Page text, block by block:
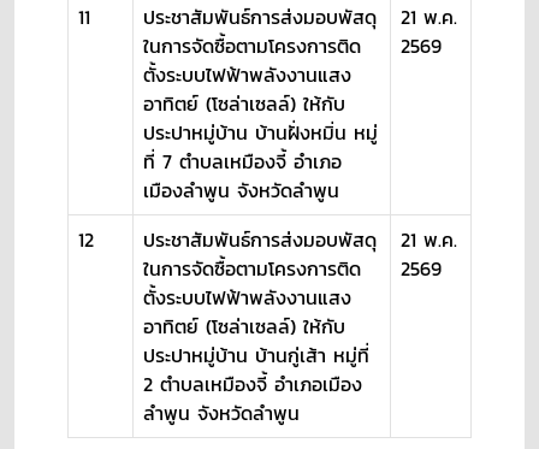
11
ประชาสัมพันธ์การส่งมอบพัสดุ
ในการจัดซื้อตามโครงการติด
ตั้งระบบไฟฟ้าพลังงานแสง
อาทิตย์ (โซล่าเซลล์) ให้กับ
ประปาหมู่บ้าน บ้านฝั่งหมิ่น หมู่
ที่ 7 ตำบลเหมืองจี้ อำเภอ
เมืองลำพูน จังหวัดลำพูน
21 พ.ค.
2569
12
ประชาสัมพันธ์การส่งมอบพัสดุ
ในการจัดซื้อตามโครงการติด
ตั้งระบบไฟฟ้าพลังงานแสง
อาทิตย์ (โซล่าเซลล์) ให้กับ
ประปาหมู่บ้าน บ้านกู่เส้า หมู่ที่
2 ตำบลเหมืองจี้ อำเภอเมือง
ลำพูน จังหวัดลำพูน
21 พ.ค.
2569